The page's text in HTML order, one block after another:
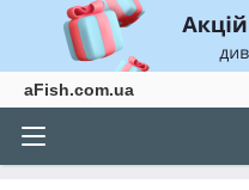
aFish.com.ua